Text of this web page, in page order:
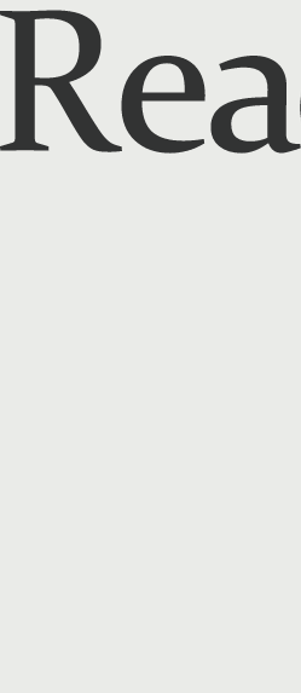
Reads - 読書のSNS＆記録アプリ